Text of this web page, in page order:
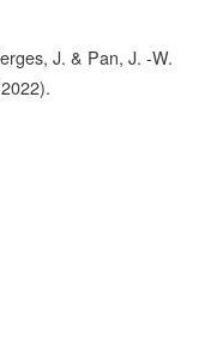
J. & Pan, J. -W.